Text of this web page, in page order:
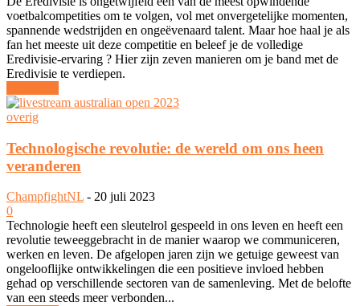
voetbalcompetities om te volgen, vol met onvergetelijke momenten,
spannende wedstrijden en ongeëvenaard talent. Maar hoe haal je als
fan het meeste uit deze competitie en beleef je de volledige
Eredivisie-ervaring ? Hier zijn zeven manieren om je band met de
Eredivisie te verdiepen.
overig
Technologische revolutie: de wereld om ons heen
veranderen
ChampfightNL - 20 juli 2023
0
Technologie heeft een sleutelrol gespeeld in ons leven en heeft een
revolutie teweeggebracht in de manier waarop we communiceren,
werken en leven. De afgelopen jaren zijn we getuige geweest van
ongelooflijke ontwikkelingen die een positieve invloed hebben
gehad op verschillende sectoren van de samenleving. Met de belofte
van een steeds meer verbonden...